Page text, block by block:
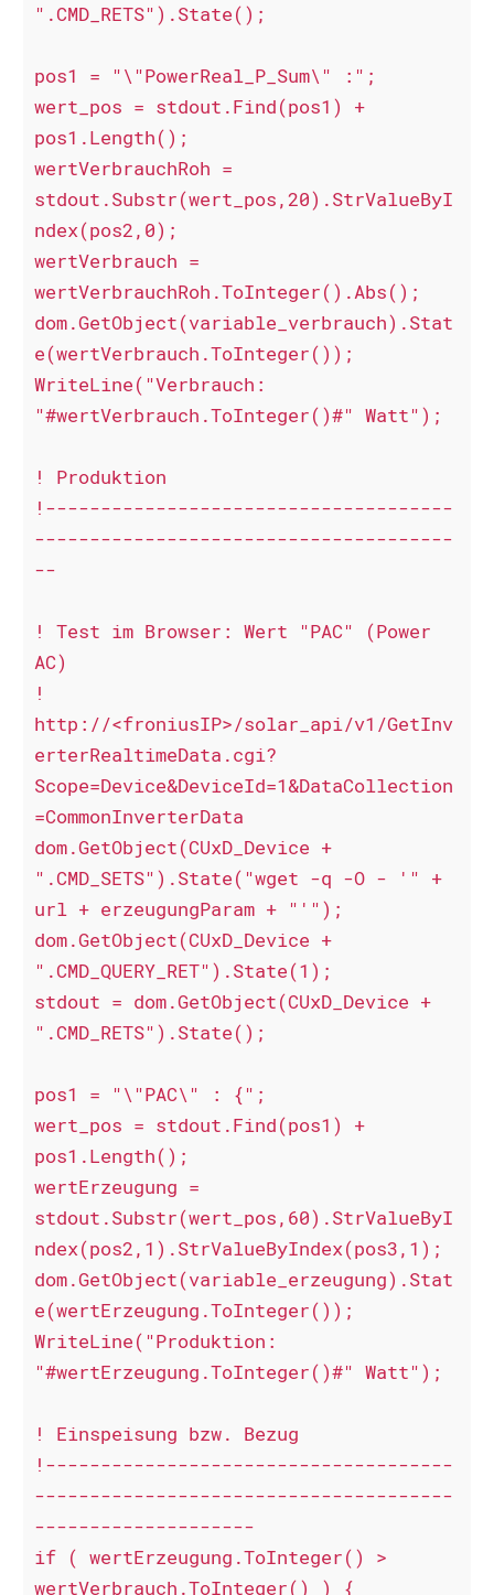
".CMD_RETS").State();
pos1 = "\"PowerReal_P_Sum\" :";
wert_pos = stdout.Find(pos1) +
pos1.Length();
wertVerbrauchRoh =
stdout.Substr(wert_pos,20).StrValueByI
ndex(pos2,0);
wertVerbrauch =
wertVerbrauchRoh.ToInteger().Abs();
dom.GetObject(variable_verbrauch).Stat
e(wertVerbrauch.ToInteger());
WriteLine("Verbrauch:
"#wertVerbrauch.ToInteger()#" Watt");
! Produktion
!-------------------------------------
--------------------------------------
--
! Test im Browser: Wert "PAC" (Power
AC)
!
http://<froniusIP>/solar_api/v1/GetInv
erterRealtimeData.cgi?
Scope=Device&DeviceId=1&DataCollection
=CommonInverterData
dom.GetObject(CUxD_Device +
".CMD_SETS").State("wget -q -O - '" +
url + erzeugungParam + "'");
dom.GetObject(CUxD_Device +
".CMD_QUERY_RET").State(1);
stdout = dom.GetObject(CUxD_Device +
".CMD_RETS").State();
pos1 = "\"PAC\" : {";
wert_pos = stdout.Find(pos1) +
pos1.Length();
wertErzeugung =
stdout.Substr(wert_pos,60).StrValueByI
ndex(pos2,1).StrValueByIndex(pos3,1);
dom.GetObject(variable_erzeugung).Stat
e(wertErzeugung.ToInteger());
WriteLine("Produktion:
"#wertErzeugung.ToInteger()#" Watt");
! Einspeisung bzw. Bezug
!-------------------------------------
--------------------------------------
--------------------
if ( wertErzeugung.ToInteger() >
wertVerbrauch.ToInteger() ) {